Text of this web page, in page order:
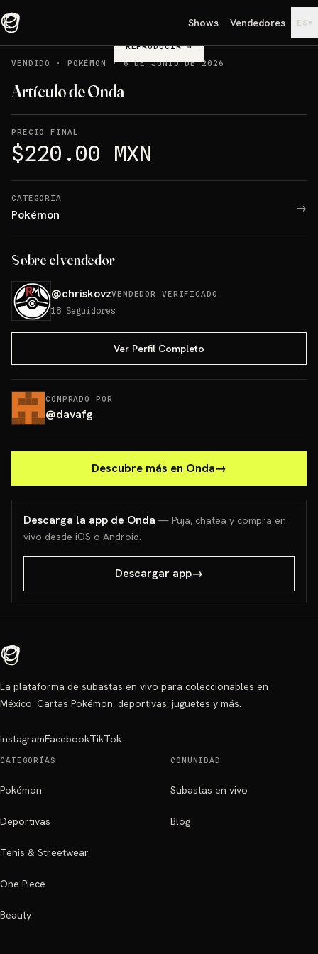
Shows Vendedores ES ▾
REPRODUCIR→
VENDIDO
· POKÉMON ·6 DE JUNIO DE 2026
Artículo de Onda
PRECIO FINAL
$220.00 MXN
CATEGORÍA
Pokémon →
Sobre el vendedor
@chriskovzVENDEDOR VERIFICADO
18 Seguidores
Ver Perfil Completo
COMPRADO POR
@davafg
Descubre más en Onda→
Descarga la app de Onda — Puja, chatea y compra en
vivo desde iOS o Android.
Descargar app→
La plataforma de subastas en vivo para coleccionables en
México. Cartas Pokémon, deportivas, juguetes y más.
InstagramFacebookTikTok
CATEGORÍAS
Pokémon
Deportivas
Tenis & Streetwear
One Piece
Beauty
COMUNIDAD
Subastas en vivo
Blog